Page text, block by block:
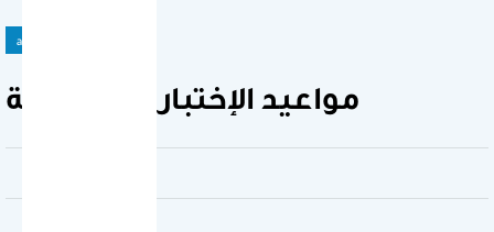
announcement
مواعيد الإختبارات الفصلية